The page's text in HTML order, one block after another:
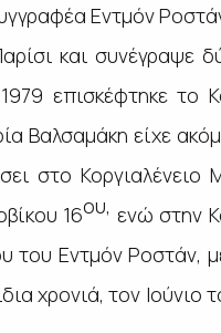
Εντμόν
και συνέγραψε
επισκέφτηκε το
Βαλσαμάκη είχε
στο Κοργιαλένειο
16ου, ενώ στην
του Εντμόν Ροστάν,
χρονιά, τον Ιούνιο